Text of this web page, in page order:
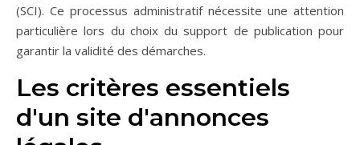
(SCI). Ce processus administratif nécessite une attention
particulière lors du choix du support de publication pour
garantir la validité des démarches.
Les critères essentiels
d'un site d'annonces